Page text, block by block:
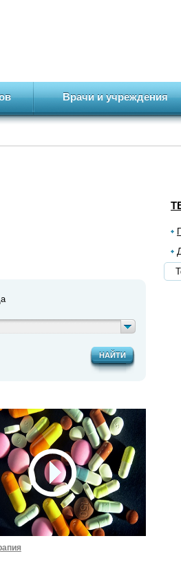
Врачи и учреждения
НАЙТИ